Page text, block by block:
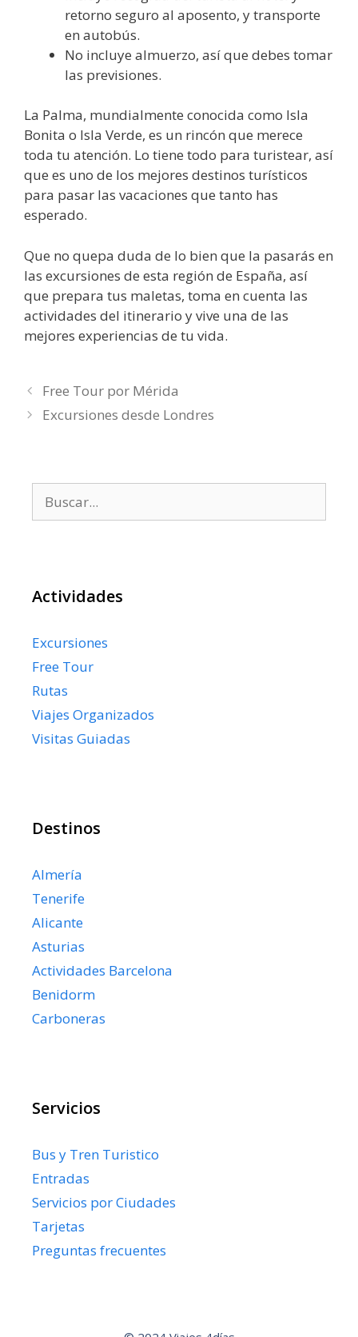
retorno seguro al aposento, y transporte
en autobús.
No incluye almuerzo, así que debes tomar
las previsiones.
La Palma, mundialmente conocida como Isla
Bonita o Isla Verde, es un rincón que merece
toda tu atención. Lo tiene todo para turistear, así
que es uno de los mejores destinos turísticos
para pasar las vacaciones que tanto has
esperado.
Que no quepa duda de lo bien que la pasarás en
las excursiones de esta región de España, así
que prepara tus maletas, toma en cuenta las
actividades del itinerario y vive una de las
mejores experiencias de tu vida.
Free Tour por Mérida
Excursiones desde Londres
Actividades
Excursiones
Free Tour
Rutas
Viajes Organizados
Visitas Guiadas
Destinos
Almería
Tenerife
Alicante
Asturias
Actividades Barcelona
Benidorm
Carboneras
Servicios
Bus y Tren Turistico
Entradas
Servicios por Ciudades
Tarjetas
Preguntas frecuentes